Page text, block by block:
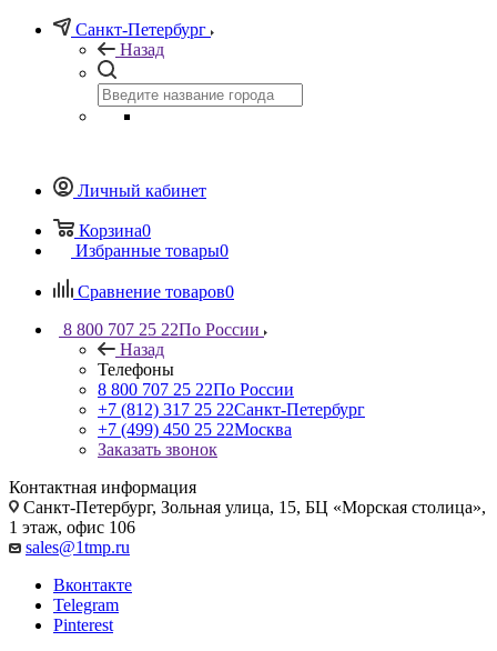
Санкт-Петербург
Назад
Личный кабинет
Корзина0
Избранные товары0
Сравнение товаров0
8 800 707 25 22По России
Назад
Телефоны
8 800 707 25 22По России
+7 (812) 317 25 22Санкт-Петербург
+7 (499) 450 25 22Москва
Заказать звонок
Контактная информация
Санкт-Петербург, Зольная улица, 15, БЦ «Морская столица»,
1 этаж, офис 106
sales@1tmp.ru
Вконтакте
Telegram
Pinterest